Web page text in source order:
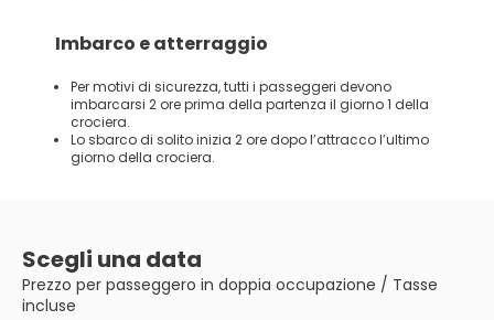
Imbarco e atterraggio
Per motivi di sicurezza, tutti i passeggeri devono
imbarcarsi 2 ore prima della partenza il giorno 1 della
crociera.
Lo sbarco di solito inizia 2 ore dopo l’attracco l’ultimo
giorno della crociera.
Scegli una data
Prezzo per passeggero in doppia occupazione / Tasse
incluse